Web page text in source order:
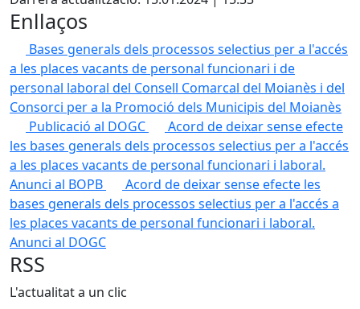
Enllaços
Bases generals dels processos selectius per a l'accés
a les places vacants de personal funcionari i de
personal laboral del Consell Comarcal del Moianès i del
Consorci per a la Promoció dels Municipis del Moianès
Publicació al DOGC
Acord de deixar sense efecte
les bases generals dels processos selectius per a l'accés
a les places vacants de personal funcionari i laboral.
Anunci al BOPB
Acord de deixar sense efecte les
bases generals dels processos selectius per a l'accés a
les places vacants de personal funcionari i laboral.
Anunci al DOGC
RSS
L'actualitat a un clic